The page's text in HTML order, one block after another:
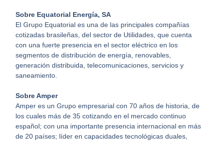
Sobre Equatorial Energía, SA
El Grupo Equatorial es una de las principales compañías
cotizadas brasileñas, del sector de Utilidades, que cuenta
con una fuerte presencia en el sector eléctrico en los
segmentos de distribución de energía, renovables,
generación distribuida, telecomunicaciones, servicios y
saneamiento.
Sobre Amper
Amper es un Grupo empresarial con 70 años de historia, de
los cuales más de 35 cotizando en el mercado continuo
español; con una importante presencia internacional en más
de 20 países; líder en capacidades tecnológicas duales,